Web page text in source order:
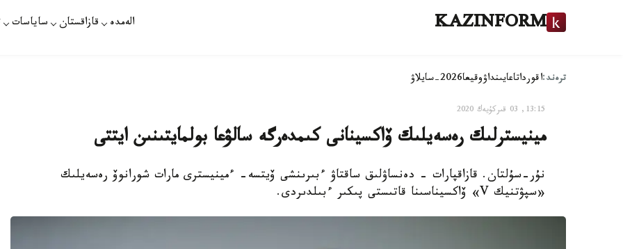
KAZINFORM الەمدە قازاقستان ساياسات
ترەند:اقورداتاعايىنداۋوقيعا2026-سايلاۋ
13:15, 03 قىركۇيەك 2020
مينيسترلىك رەسەيلىك ۆاكسينانى كىمدەرگە سالۋعا بولمايتىنىن ايتتى
نۇر-سۇلتان. قازاقپارات - دەنساۋلىق ساقتاۋ ءبىرىنشى ۆيتسە- ءمينيسترى مارات شورانوۆ رەسەيلىك
«سپۋتنيك V» ۆاكسيناسىنا قاتىستى پىكىر ءبىلدىردى.